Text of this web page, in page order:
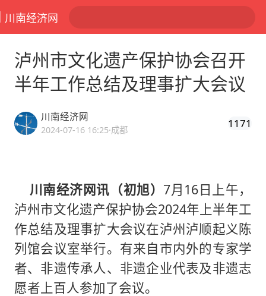
川南经济网
泸州市文化遗产保护协会召开
半年工作总结及理事扩大会议
川南经济网
2024-07-16 16:25·成都 1171
川南经济网讯（初旭） 7月16日上午，
泸州市文化遗产保护协会2024年上半年工
作总结及理事扩大会议在泸州泸顺起义陈
列馆会议室举行。有来自市内外的专家学
者、非遗传承人、非遗企业代表及非遗志
愿者上百人参加了会议。